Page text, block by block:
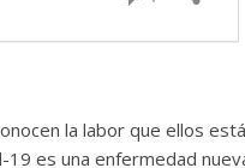
la labor que ellos
es una enfermedad